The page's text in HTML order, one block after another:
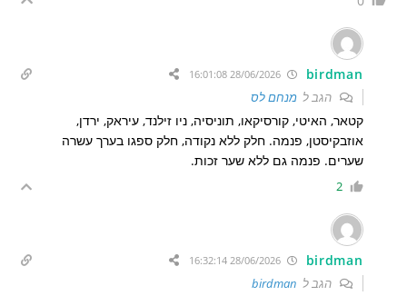
birdman
28/06/2026 16:01:08
הגב למנחם לס
קטאר, האיטי, קורסיקאו, תוניסיה, ניו זילנד, עיראק, ירדן,
אוזבקיסטן, פנמה. חלק ללא נקודה, חלק ספגו בערך עשרה
שערים. פנמה גם ללא שער זכות.
2
birdman
28/06/2026 16:32:14
הגב ל birdman